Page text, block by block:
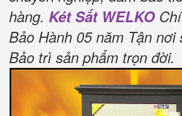
hàng. Két Sắt WELKO
Bảo Hành 05 năm Tận nơi
Bảo trì sản phẩm trọn đời.